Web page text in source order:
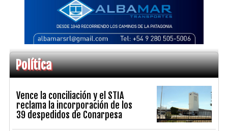
Política
Vence la conciliación y el STIA
reclama la incorporación de los
39 despedidos de Conarpesa